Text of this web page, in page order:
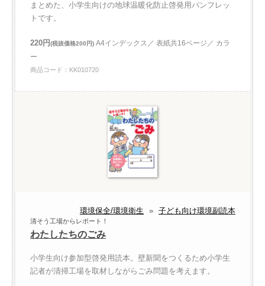
まとめた、小学生向けの地球温暖化防止啓発用パンフレッ
トです。
220円(税抜価格200円) A4インデックス／ 表紙共16ページ／ カラ
ー
商品コード：KK010720
環境保全/環境衛生 » 子ども向け環境副読本
清そう工場からレポート！
わたしたちのごみ
小学生向け参加型啓発用読本。壁新聞をつくるため小学生
記者が清掃工場を取材しながらごみ問題を考えます。